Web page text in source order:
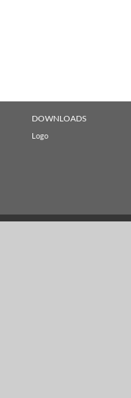
DOWNLOADS
Logo